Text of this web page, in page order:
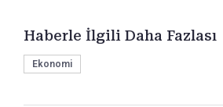
Haberle İlgili Daha Fazlası
Ekonomi